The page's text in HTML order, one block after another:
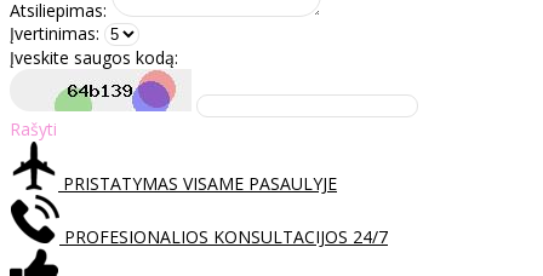
Atsiliepimas:
Įvertinimas:
Įveskite saugos kodą:
Rašyti
PRISTATYMAS VISAME PASAULYJE
PROFESIONALIOS KONSULTACIJOS 24/7